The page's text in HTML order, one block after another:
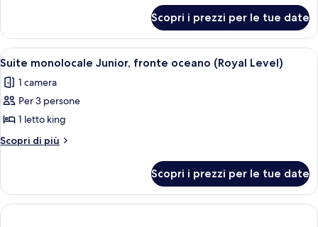
oceano
(Royal
Level)
Superior,
fronte
oceano
Level)
Scopri i prezzi per le tue date
Apri
tutte
le
foto
per
Suite
fronte
oceano
(Royal
Camera d'albergo con un letto, una
2
Suite monolocale Junior, fronte oceano (Royal Level)
1 camera
Per 3 persone
1 letto king
Scopri di più
Altri
monolocale
Junior,
fronte
Scopri i prezzi per le tue date